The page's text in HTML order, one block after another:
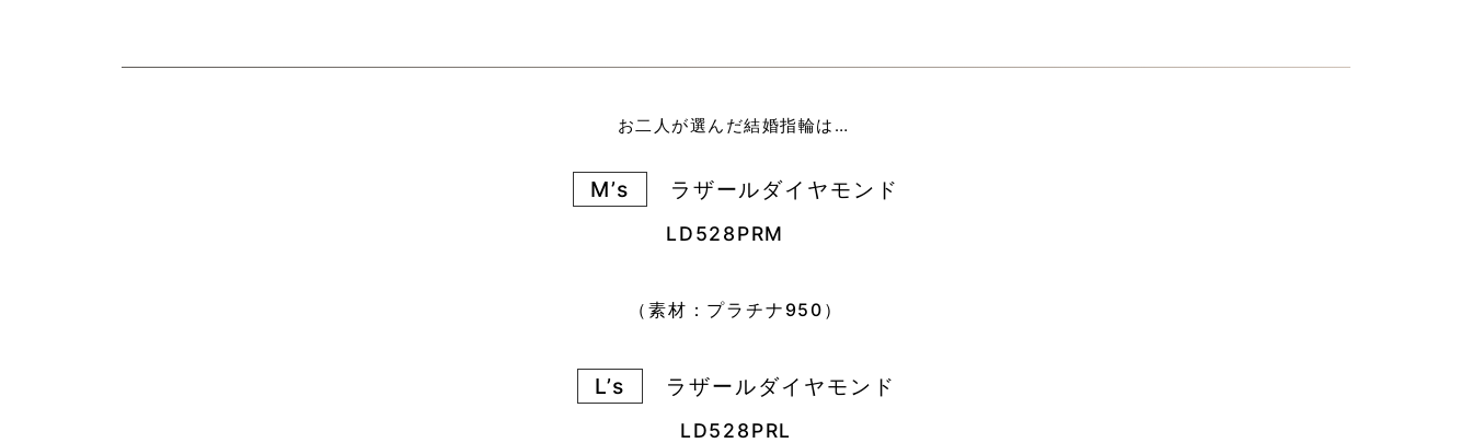
お二人が選んだ結婚指輪は…
M’s ラザールダイヤモンド
LD528PRM
（素材：プラチナ950 ）
L’s ラザールダイヤモンド
LD528PRL